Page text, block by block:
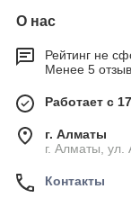
О нас
Рейтинг не
Менее 5
Работает с
г. Алматы
г. Алматы, ул.
Контакты